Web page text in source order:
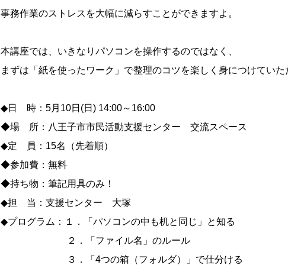
事務作業のストレスを大幅に減らすことができますよ。
本講座では、いきなりパソコンを操作するのではなく、
まずは「紙を使ったワーク」で整理のコツを楽しく身につけていた
◆日 時：5月10日(日) 14:00～16:00
◆場 所：八王子市市民活動支援センター 交流スペース
◆定 員：15名（先着順）
◆参加費：無料
◆持ち物：筆記用具のみ！
◆担 当：支援センター 大塚
◆プログラム：１．「パソコンの中も机と同じ」と知る
２．「ファイル名」のルール
３．「4つの箱（フォルダ）」で仕分ける